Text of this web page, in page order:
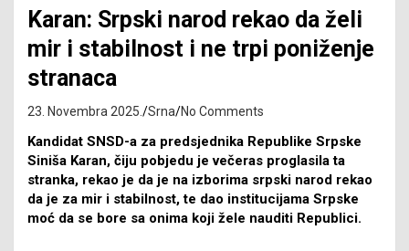
Karan: Srpski narod rekao da želi
mir i stabilnost i ne trpi poniženje
stranaca
23. Novembra 2025. Srna No Comments
Kandidat SNSD-a za predsjednika Republike Srpske
Siniša Karan, čiju pobjedu je večeras proglasila ta
stranka, rekao je da je na izborima srpski narod rekao
da je za mir i stabilnost, te dao institucijama Srpske
moć da se bore sa onima koji žele nauditi Republici.